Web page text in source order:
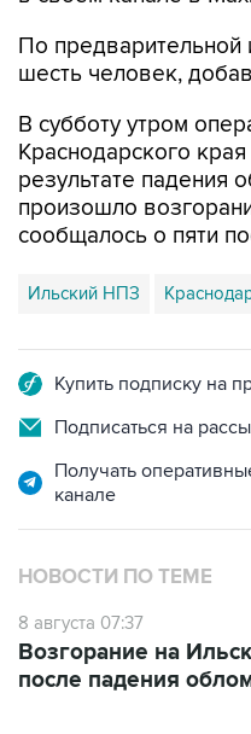
По предварительной
шесть человек,
В субботу утром
Краснодарского края
результате падения
произошло
сообщалось о пяти
Ильский НПЗ
Купить подписку на
Подписаться на
Получать
канале
НОВОСТИ ПО ТЕМЕ
8 августа 07:37
Возгорание на
после падения